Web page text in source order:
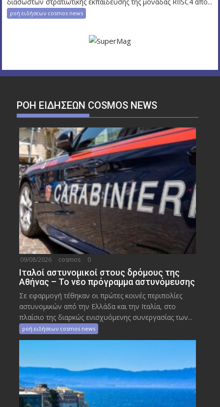
ροή ειδήσεων cosmos news
ΡΟΉ ΕΙΔΉΣΕΩΝ COSMOS NEWS
09/08/2026 cosmos 0
Ιταλοί αστυνομικοί στους δρόμους της
Αθήνας – Το νέο πρόγραμμα αστυνόμευσης
Σε εφαρμογή τέθηκαν οι πρώτες κοινές περιπολίες
αστυνομικών από την Ελλάδα και την Ιταλία, στο
πλαίσιο της διαρκώς ενισχυόμενης συνεργασίας των...
ροή ειδήσεων cosmos news